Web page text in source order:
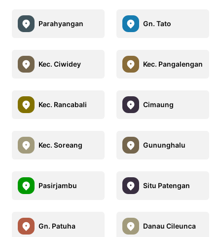
Parahyangan Gn. Tato
Kec. Ciwidey Kec. Pangalengan
Kec. Rancabali Cimaung
Kec. Soreang Gununghalu
Pasirjambu Situ Patengan
Gn. Patuha Danau Cileunca